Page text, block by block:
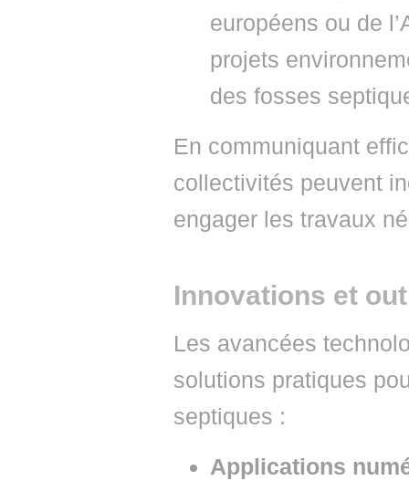
européens ou de
projets
des fosses
En communiquant
collectivités peuvent
engager les travaux
Innovations et
Les avancées
solutions pratiques
septiques :
Applications